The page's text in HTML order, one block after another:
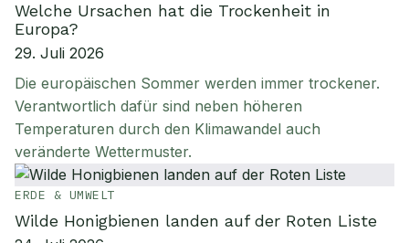
Welche Ursachen hat die Trockenheit in
Europa?
29. Juli 2026
Die europäischen Sommer werden immer trockener.
Verantwortlich dafür sind neben höheren
Temperaturen durch den Klimawandel auch
veränderte Wettermuster.
ERDE & UMWELT
Wilde Honigbienen landen auf der Roten Liste